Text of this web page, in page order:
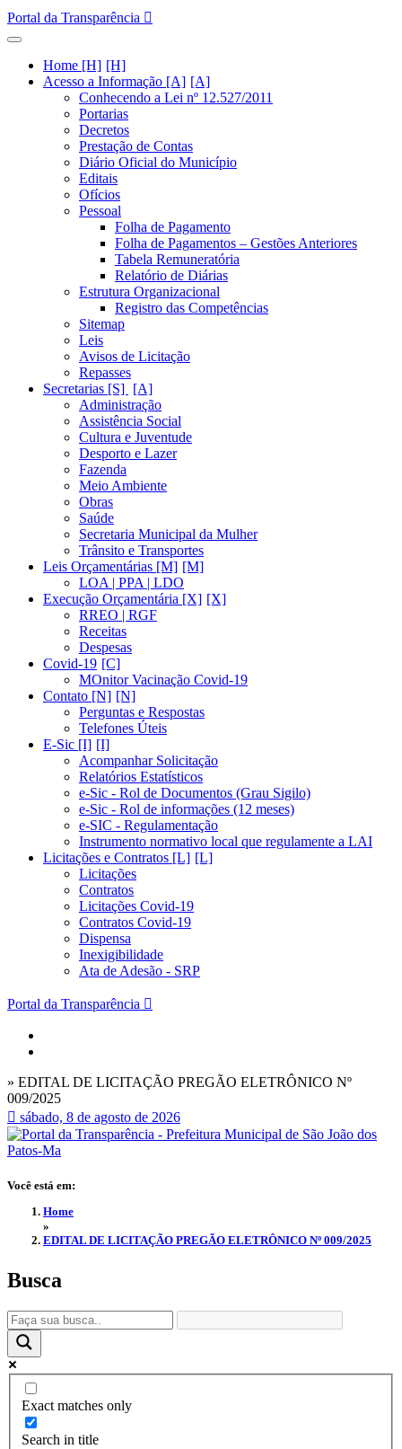
Portal da Transparência
Home [H]
Acesso a Informação [A]
Conhecendo a Lei nº 12.527/2011
Portarias
Decretos
Prestação de Contas
Diário Oficial do Município
Editais
Ofícios
Pessoal
Folha de Pagamento
Folha de Pagamentos – Gestões Anteriores
Tabela Remuneratória
Relatório de Diárias
Estrutura Organizacional
Registro das Competências
Sitemap
Leis
Avisos de Licitação
Repasses
Secretarias [S]
Administração
Assistência Social
Cultura e Juventude
Desporto e Lazer
Fazenda
Meio Ambiente
Obras
Saúde
Secretaria Municipal da Mulher
Trânsito e Transportes
Leis Orçamentárias [M]
LOA | PPA | LDO
Execução Orçamentária [X]
RREO | RGF
Receitas
Despesas
Covid-19
MOnitor Vacinação Covid-19
Contato [N]
Perguntas e Respostas
Telefones Úteis
E-Sic [I]
Acompanhar Solicitação
Relatórios Estatísticos
e-Sic - Rol de Documentos (Grau Sigilo)
e-Sic - Rol de informações (12 meses)
e-SIC - Regulamentação
Instrumento normativo local que regulamente a LAI
Licitações e Contratos [L]
Licitações
Contratos
Licitações Covid-19
Contratos Covid-19
Dispensa
Inexigibilidade
Ata de Adesão - SRP
Portal da Transparência
» EDITAL DE LICITAÇÃO PREGÃO ELETRÔNICO Nº
009/2025
sábado, 8 de agosto de 2026
Você está em:
Home
»
EDITAL DE LICITAÇÃO PREGÃO ELETRÔNICO Nº 009/2025
Busca
Exact matches only
Search in title